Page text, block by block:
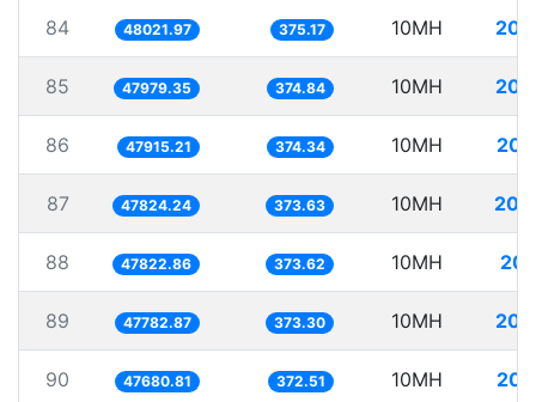
84 48021.97 375.17 10MH
85 47979.35 374.84 10MH
86 47915.21 374.34 10MH
87 47824.24 373.63 10MH
88 47822.86 373.62 10MH
89 47782.87 373.30 10MH
90 47680.81 372.51 10MH